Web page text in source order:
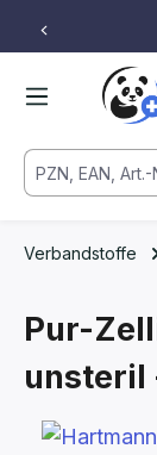
Zum
Verbandstoffe
Pur-
unsteril